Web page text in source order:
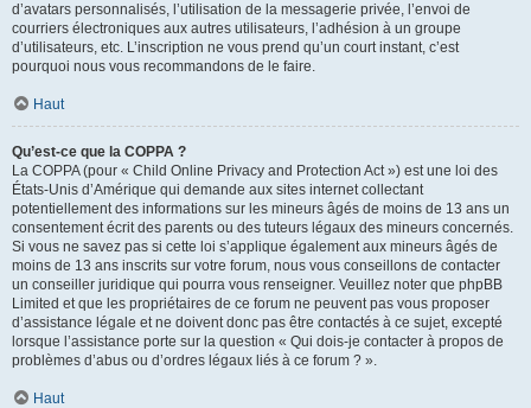
d’avatars personnalisés, l’utilisation de la messagerie privée, l’envoi de
courriers électroniques aux autres utilisateurs, l’adhésion à un groupe
d’utilisateurs, etc. L’inscription ne vous prend qu’un court instant, c’est
pourquoi nous vous recommandons de le faire.
Haut
Qu’est-ce que la COPPA ?
La COPPA (pour « Child Online Privacy and Protection Act ») est une loi des
États-Unis d’Amérique qui demande aux sites internet collectant
potentiellement des informations sur les mineurs âgés de moins de 13 ans un
consentement écrit des parents ou des tuteurs légaux des mineurs concernés.
Si vous ne savez pas si cette loi s’applique également aux mineurs âgés de
moins de 13 ans inscrits sur votre forum, nous vous conseillons de contacter
un conseiller juridique qui pourra vous renseigner. Veuillez noter que phpBB
Limited et que les propriétaires de ce forum ne peuvent pas vous proposer
d’assistance légale et ne doivent donc pas être contactés à ce sujet, excepté
lorsque l’assistance porte sur la question « Qui dois-je contacter à propos de
problèmes d’abus ou d’ordres légaux liés à ce forum ? ».
Haut